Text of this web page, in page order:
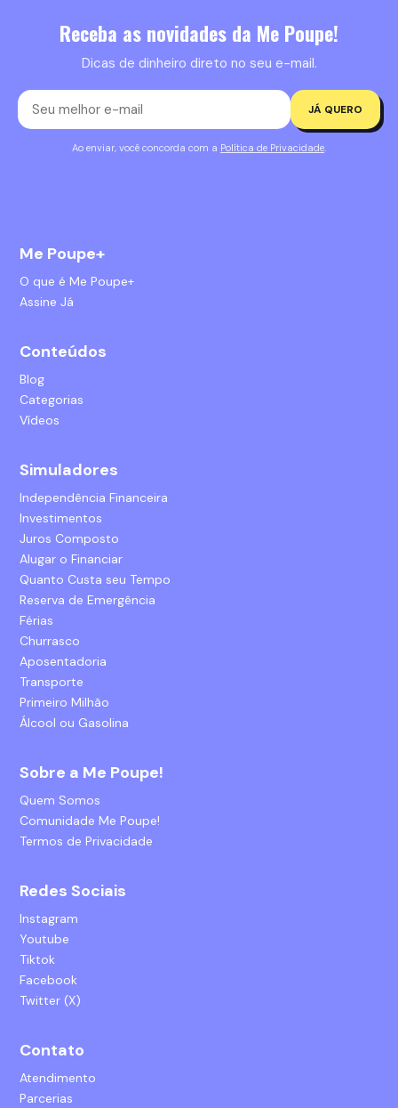
Receba as novidades da Me Poupe!
Dicas de dinheiro direto no seu e-mail.
JÁ QUERO
Ao enviar, você concorda com a Política de Privacidade.
Me Poupe+
O que é Me Poupe+
Assine Já
Conteúdos
Blog
Categorias
Vídeos
Simuladores
Independência Financeira
Investimentos
Juros Composto
Alugar o Financiar
Quanto Custa seu Tempo
Reserva de Emergência
Férias
Churrasco
Aposentadoria
Transporte
Primeiro Milhão
Álcool ou Gasolina
Sobre a Me Poupe!
Quem Somos
Comunidade Me Poupe!
Termos de Privacidade
Redes Sociais
Instagram
Youtube
Tiktok
Facebook
Twitter (X)
Contato
Atendimento
Parcerias